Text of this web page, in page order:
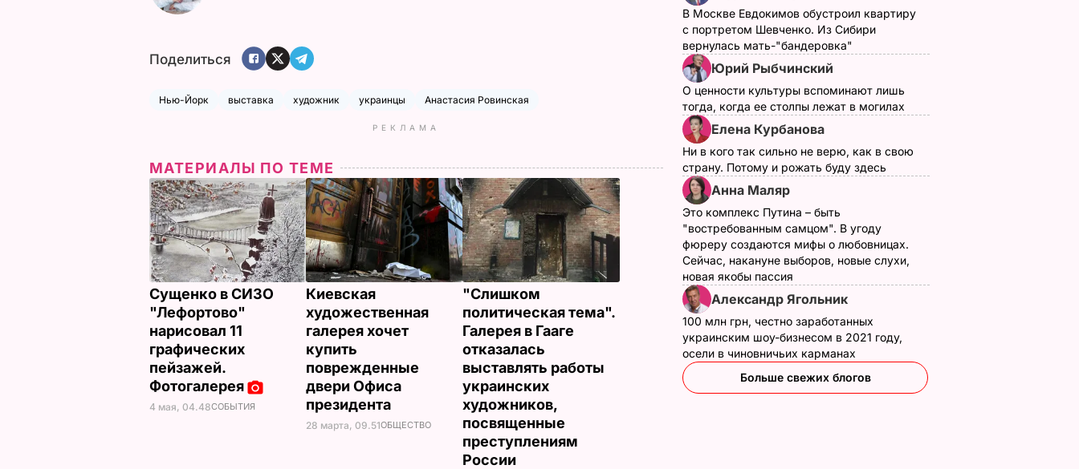
Поделиться
Нью-Йорк выставка художник украинцы Анастасия Ровинская
РЕКЛАМА
МАТЕРИАЛЫ ПО ТЕМЕ
Сущенко в СИЗО
"Лефортово"
нарисовал 11
графических
пейзажей.
Фотогалерея
4 мая, 04.48СОБЫТИЯ
Киевская
художественная
галерея хочет
купить
поврежденные
двери Офиса
президента
28 марта, 09.51ОБЩЕСТВО
"Слишком
политическая тема".
Галерея в Гааге
отказалась
выставлять работы
украинских
художников,
посвященные
преступлениям
России
В Москве Евдокимов обустроил квартиру
с портретом Шевченко. Из Сибири
вернулась мать-"бандеровка"
Юрий Рыбчинский
О ценности культуры вспоминают лишь
тогда, когда ее столпы лежат в могилах
Елена Курбанова
Ни в кого так сильно не верю, как в свою
страну. Потому и рожать буду здесь
Анна Маляр
Это комплекс Путина – быть
"востребованным самцом". В угоду
фюреру создаются мифы о любовницах.
Сейчас, накануне выборов, новые слухи,
новая якобы пассия
Александр Ягольник
100 млн грн, честно заработанных
украинским шоу-бизнесом в 2021 году,
осели в чиновничьих карманах
Больше свежих блогов